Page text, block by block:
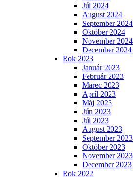
Júl 2024
August 2024
September 2024
Október 2024
November 2024
December 2024
Rok 2023
Január 2023
Február 2023
Marec 2023
Apríl 2023
Máj 2023
Jún 2023
Júl 2023
August 2023
September 2023
Október 2023
November 2023
December 2023
Rok 2022